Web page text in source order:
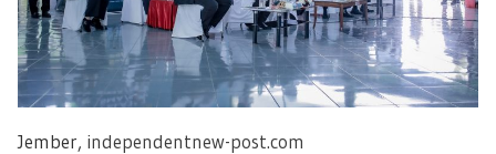
Jember, independentnew-post.com